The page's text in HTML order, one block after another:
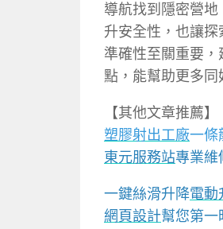
導航找到隱密營
升安全性，也讓
準確性至關重要
點，能幫助更多
【其他文章推薦】
塑膠射出工廠一條
東元服務站專業維
一鍵絲滑升降電動
網頁設計幫您第一